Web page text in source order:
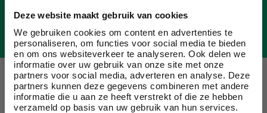
Deze website maakt gebruik van cookies
We gebruiken cookies om content en advertenties te
personaliseren, om functies voor social media te bieden
en om ons websiteverkeer te analyseren. Ook delen we
informatie over uw gebruik van onze site met onze
partners voor social media, adverteren en analyse. Deze
partners kunnen deze gegevens combineren met andere
informatie die u aan ze heeft verstrekt of die ze hebben
verzameld op basis van uw gebruik van hun services.
Bel ons
Offerte aanvraag
energieomlaag.nl